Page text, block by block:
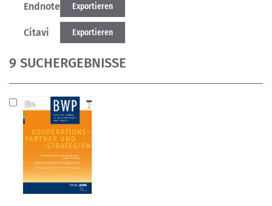
Endnote Exportieren
Citavi Exportieren
9 SUCHERGEBNISSE